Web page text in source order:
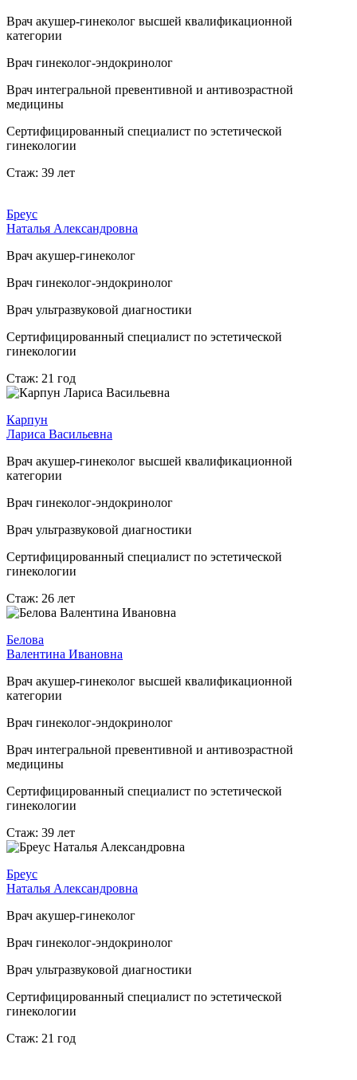
Врач акушер-гинеколог высшей квалификационной
категории
Врач гинеколог-эндокринолог
Врач интегральной превентивной и антивозрастной
медицины
Сертифицированный специалист по эстетической
гинекологии
Стаж: 39 лет
Бреус
Наталья Александровна
Врач акушер-гинеколог
Врач гинеколог-эндокринолог
Врач ультразвуковой диагностики
Сертифицированный специалист по эстетической
гинекологии
Стаж: 21 год
Карпун
Лариса Васильевна
Врач акушер-гинеколог высшей квалификационной
категории
Врач гинеколог-эндокринолог
Врач ультразвуковой диагностики
Сертифицированный специалист по эстетической
гинекологии
Стаж: 26 лет
Белова
Валентина Ивановна
Врач акушер-гинеколог высшей квалификационной
категории
Врач гинеколог-эндокринолог
Врач интегральной превентивной и антивозрастной
медицины
Сертифицированный специалист по эстетической
гинекологии
Стаж: 39 лет
Бреус
Наталья Александровна
Врач акушер-гинеколог
Врач гинеколог-эндокринолог
Врач ультразвуковой диагностики
Сертифицированный специалист по эстетической
гинекологии
Стаж: 21 год